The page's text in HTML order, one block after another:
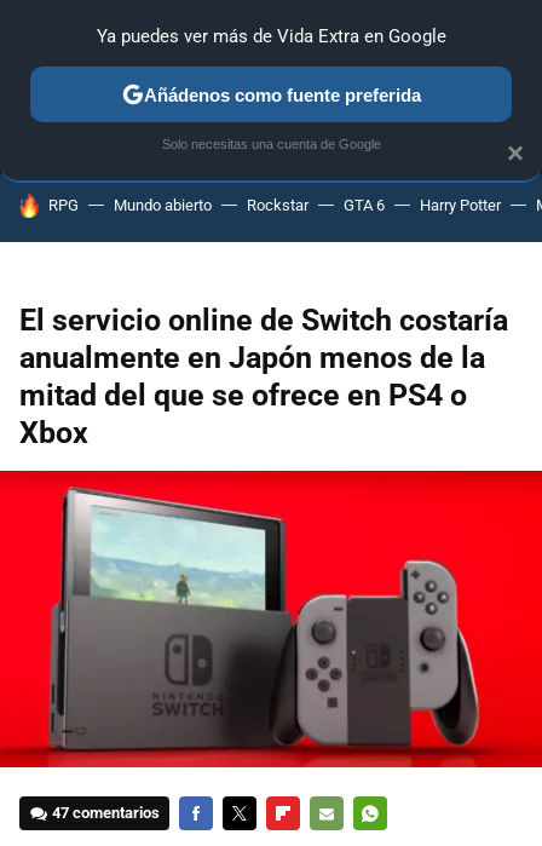
ANÁLISIS GUÍAS Y TRUCOS PC SONY NINTENDO
HOY SE HABLA DE
RPG Mundo abierto Rockstar GTA 6 Harry Potter
El servicio online de Switch costaría
anualmente en Japón menos de la
mitad del que se ofrece en PS4 o
Xbox
47 comentarios
×
Ya puedes ver más de Vida Extra en Google
Añádenos como fuente preferida
Solo necesitas una cuenta de Google